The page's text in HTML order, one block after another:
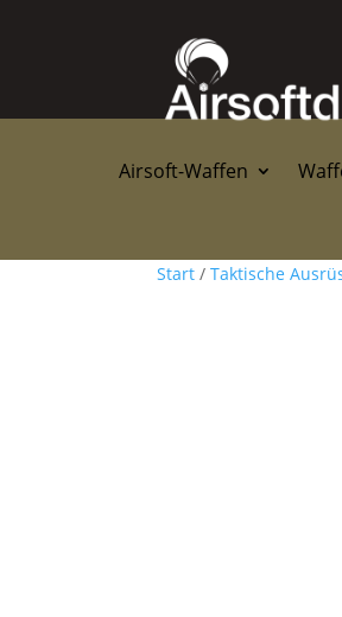
Airsoft-Waffen
Start / Taktische